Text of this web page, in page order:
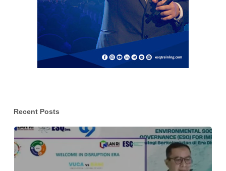
Recent Posts